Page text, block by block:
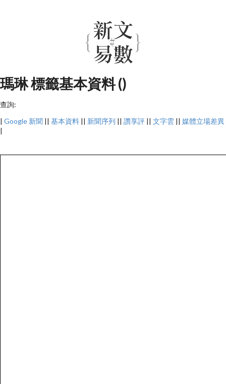
瑪琳 標籤基本資料 ()
查詢:
| Google 新聞 || 基本資料 || 新聞序列 || 讚享評 || 文字雲 || 媒體立場差異
|